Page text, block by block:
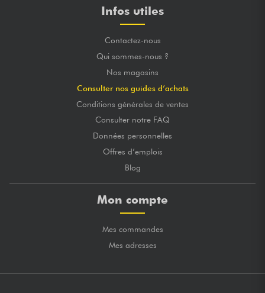
Infos utiles
Contactez-nous
Qui sommes-nous ?
Nos magasins
Consulter nos guides d’achats
Conditions générales de ventes
Consulter notre FAQ
Données personnelles
Offres d’emplois
Blog
Mon compte
Mes commandes
Mes adresses